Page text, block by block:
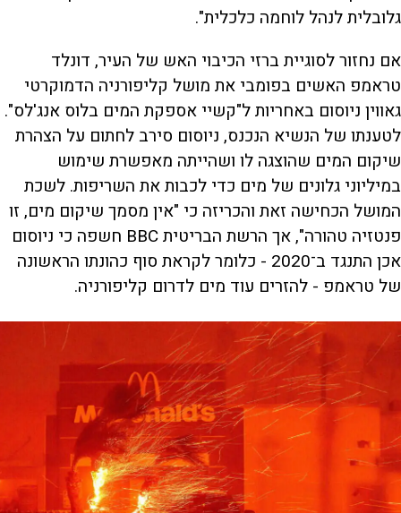
גלובלית לנהל לוחמה כלכלית".
אם נחזור לסוגיית ברזי הכיבוי האש של העיר, דונלד
טראמפ האשים בפומבי את מושל קליפורניה הדמוקרטי
גאווין ניוסום באחריות ל"קשיי אספקת המים בלוס אנג'לס".
לטענתו של הנשיא הנכנס, ניוסום סירב לחתום על הצהרת
שיקום המים שהוצגה לו ושהייתה מאפשרת שימוש
במיליוני גלונים של מים כדי לכבות את השריפות. לשכת
המושל הכחישה זאת והכריזה כי "אין מסמך שיקום מים, זו
פנטזיה טהורה", אך הרשת הבריטית BBC חשפה כי ניוסום
אכן התנגד ב־2020 - כלומר לקראת סוף כהונתו הראשונה
של טראמפ - להזרים עוד מים לדרום קליפורניה.